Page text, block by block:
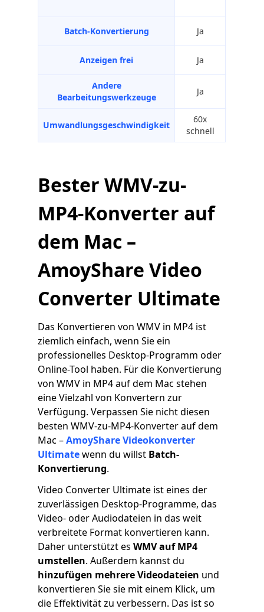
Batch-Konvertierung Ja
Anzeigen frei Ja
Andere
Bearbeitungswerkzeuge
Ja
Umwandlungsgeschwindigkeit
60x
schnell
Bester WMV-zu-
MP4-Konverter auf
dem Mac –
AmoyShare Video
Converter Ultimate
Das Konvertieren von WMV in MP4 ist
ziemlich einfach, wenn Sie ein
professionelles Desktop-Programm oder
Online-Tool haben. Für die Konvertierung
von WMV in MP4 auf dem Mac stehen
eine Vielzahl von Konvertern zur
Verfügung. Verpassen Sie nicht diesen
besten WMV-zu-MP4-Konverter auf dem
Mac –AmoyShare Videokonverter
Ultimatewenn du willst Batch-
Konvertierung.
Video Converter Ultimate ist eines der
zuverlässigen Desktop-Programme, das
Video- oder Audiodateien in das weit
verbreitete Format konvertieren kann.
Daher unterstützt es WMV auf MP4
umstellen. Außerdem kannst du
hinzufügen mehrere Videodateien und
konvertieren Sie sie mit einem Klick, um
die Effektivität zu verbessern. Das ist so